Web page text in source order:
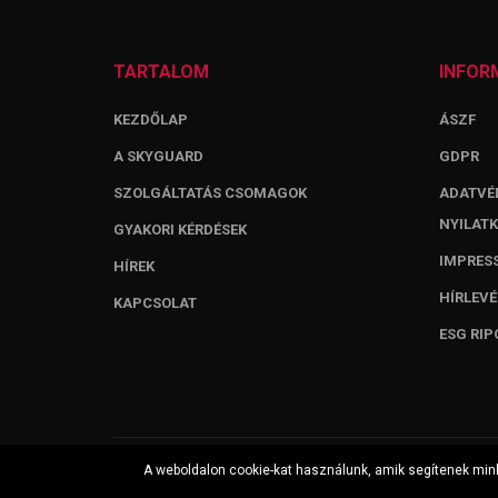
TARTALOM
KEZDŐLAP
A SKYGUARD
SZOLGÁLTATÁS CSOMAGOK
GYAKORI KÉRDÉSEK
HÍREK
KAPCSOLAT
ÁSZF
GDPR
ESG
A weboldalon cookie-kat használunk, amik segítenek